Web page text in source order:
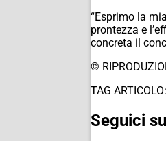
“Esprimo la
prontezza e
concreta il
©
TAG ARTICOLO:
Seguici su